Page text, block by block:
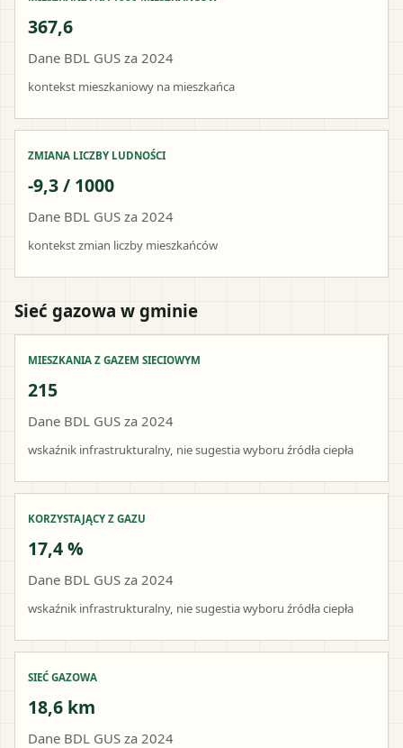
367,6
Dane BDL GUS za 2024
kontekst mieszkaniowy na mieszkańca
ZMIANA LICZBY LUDNOŚCI
-9,3 / 1000
Dane BDL GUS za 2024
kontekst zmian liczby mieszkańców
Sieć gazowa w gminie
MIESZKANIA Z GAZEM SIECIOWYM
215
Dane BDL GUS za 2024
wskaźnik infrastrukturalny, nie sugestia wyboru źródła ciepła
KORZYSTAJĄCY Z GAZU
17,4 %
Dane BDL GUS za 2024
wskaźnik infrastrukturalny, nie sugestia wyboru źródła ciepła
SIEĆ GAZOWA
18,6 km
Dane BDL GUS za 2024